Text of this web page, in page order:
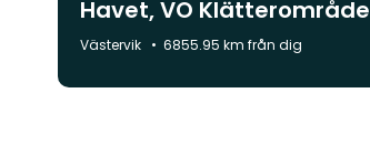
Havet, VO Klätterområde
Kommun:
Västervik 6855.95 km från dig